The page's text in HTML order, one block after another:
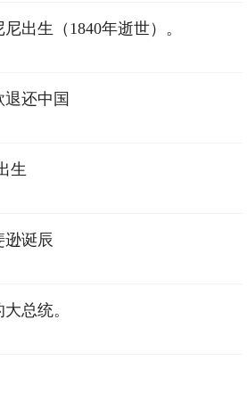
出生（1840年逝世）。
还中国
生
逊诞辰
总统。